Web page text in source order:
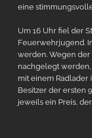
eine
Um 16 Uhr fiel der
Feuerwehrjugend.
werden. Wegen der
nachgelegt werden,
mit einem Radlader
Besitzer der ersten
jeweils ein Preis,